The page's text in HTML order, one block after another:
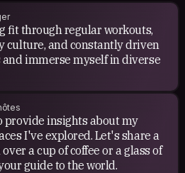
fit through regular workouts,
culture, and constantly driven
immerse myself in diverse
provide insights about my
I've explored. Let's share a
a cup of coffee or a glass of
guide to the world.